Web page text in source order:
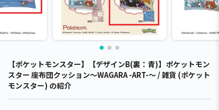
【ポケットモンスター】【デザインB(裏：青)】ポケットモン
スター 座布団クッション～WAGARA -ART-～ / 雑貨 (ポケット
モンスター) の紹介